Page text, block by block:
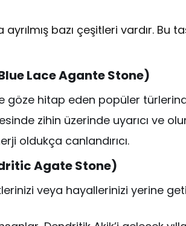
ayrılmış bazı çeşitleri vardır. Bu
Lace Agante Stone)
göze hitap eden popüler
zihin üzerinde uyarıcı ve
oldukça canlandırıcı.
Agate Stone)
veya hayallerinizi yerine